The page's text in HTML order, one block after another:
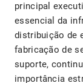
principal
essencial da
distribuição de
fabricação de
suporte,
importância